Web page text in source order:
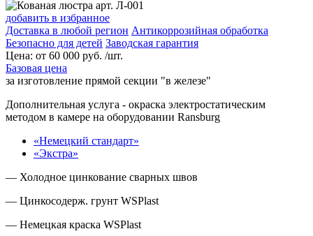
добавить в избранное
Доставка в любой регион Антикоррозийная обработка
Безопасно для детей Заводская гарантия
Цена: от 60 000 руб. /шт.
Базовая цена
за изготовление прямой секции "в железе"
Дополнительная услуга - окраска электростатическим
методом в камере на оборудовании Ransburg
«Немецкий стандарт»
«Экстра»
— Холодное цинкование сварных швов
— Цинкосодерж. грунт WSPlast
— Немецкая краска WSPlast